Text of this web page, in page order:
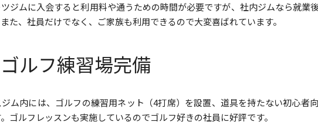
ジムに入会すると利用料や通うための時間が必要ですが、社内ジムなら就業
た、社員だけでなく、ご家族も利用できるので大変喜ばれています。
ルフ練習場完備
ム内には、ゴルフの練習用ネット（4打席）を設置、道具を持たない初心者
ゴルフレッスンも実施しているのでゴルフ好きの社員に好評です。